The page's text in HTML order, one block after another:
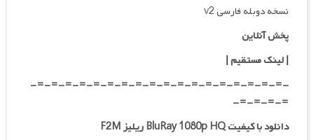
نسخه دوبله فارسی v2
پخش آنلاین
| لینک مستقیم|
-=-=-=-=-=-=-=-=-=-=-=-=-=-=-=-=-=-=-
=-=-=-=-
دانلود با کیفیت BluRay 1080p HQ ریلیز F2M